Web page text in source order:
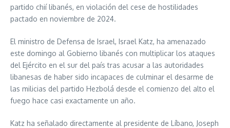
partido chií libanés, en violación del cese de hostilidades
pactado en noviembre de 2024.
El ministro de Defensa de Israel, Israel Katz, ha amenazado
este domingo al Gobierno libanés con multiplicar los ataques
del Ejército en el sur del país tras acusar a las autoridades
libanesas de haber sido incapaces de culminar el desarme de
las milicias del partido Hezbolá desde el comienzo del alto el
fuego hace casi exactamente un año.
Katz ha señalado directamente al presidente de Líbano, Joseph